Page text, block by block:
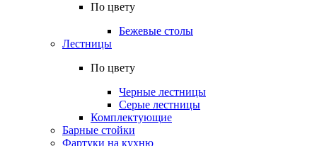
По цвету
Бежевые столы
Лестницы
По цвету
Черные лестницы
Серые лестницы
Комплектующие
Барные стойки
Фартуки на кухню